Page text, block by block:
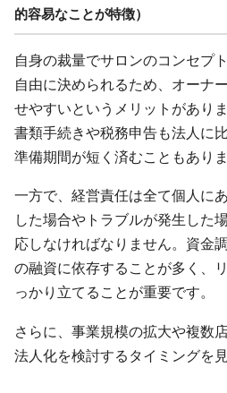
的容易なことが特徴）
自身の裁量でサロンのコンセプ
自由に決められるため、オーナ
せやすいというメリットがあり
書類手続きや税務申告も法人に
準備期間が短く済むこともありま
一方で、経営責任は全て個人に
した場合やトラブルが発生した
応しなければなりません。資金
の融資に依存することが多く、
っかり立てることが重要です。
さらに、事業規模の拡大や複数
法人化を検討するタイミングを